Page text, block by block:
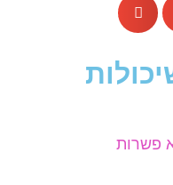
פשרות